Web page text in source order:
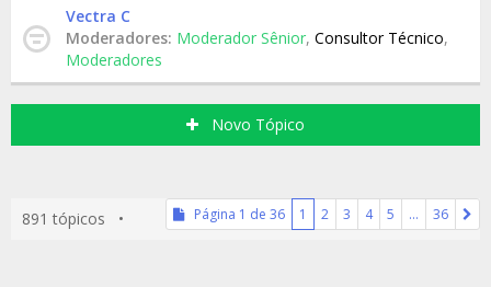
Vectra C
Moderadores: Moderador Sênior, Consultor Técnico,
Moderadores
Novo Tópico
891 tópicos • Página 1 de 36 1 2 3 4 5 … 36